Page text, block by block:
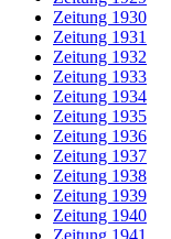
Zeitung 1930
Zeitung 1931
Zeitung 1932
Zeitung 1933
Zeitung 1934
Zeitung 1935
Zeitung 1936
Zeitung 1937
Zeitung 1938
Zeitung 1939
Zeitung 1940
Zeitung 1941